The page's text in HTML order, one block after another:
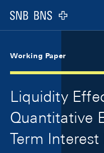
Logo
Working Paper
Liquidity
Quantitative
Term Interest